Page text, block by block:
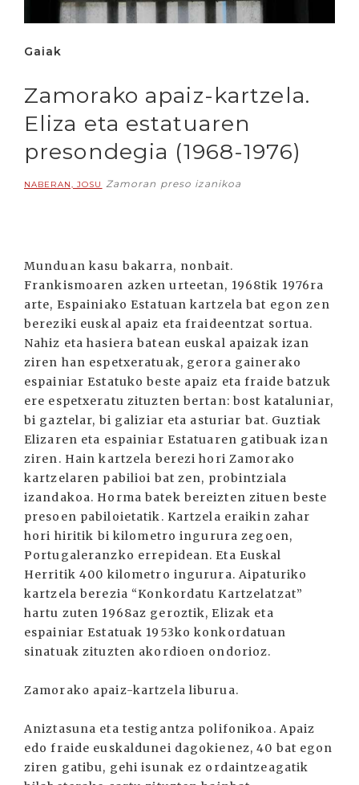
Gaiak
Zamorako apaiz-kartzela.
Eliza eta estatuaren
presondegia (1968-1976)
NABERAN, JOSU Zamoran preso izanikoa
Munduan kasu bakarra, nonbait.
Frankismoaren azken urteetan, 1968tik 1976ra
arte, Espainiako Estatuan kartzela bat egon zen
bereziki euskal apaiz eta fraideentzat sortua.
Nahiz eta hasiera batean euskal apaizak izan
ziren han espetxeratuak, gerora gainerako
espainiar Estatuko beste apaiz eta fraide batzuk
ere espetxeratu zituzten bertan: bost kataluniar,
bi gaztelar, bi galiziar eta asturiar bat. Guztiak
Elizaren eta espainiar Estatuaren gatibuak izan
ziren. Hain kartzela berezi hori Zamorako
kartzelaren pabilioi bat zen, probintziala
izandakoa. Horma batek bereizten zituen beste
presoen pabiloietatik. Kartzela eraikin zahar
hori hiritik bi kilometro ingurura zegoen,
Portugaleranzko errepidean. Eta Euskal
Herritik 400 kilometro ingurura. Aipaturiko
kartzela berezia “Konkordatu Kartzelatzat”
hartu zuten 1968az geroztik, Elizak eta
espainiar Estatuak 1953ko konkordatuan
sinatuak zituzten akordioen ondorioz.
Zamorako apaiz-kartzela liburua.
Aniztasuna eta testigantza polifonikoa. Apaiz
edo fraide euskaldunei dagokienez, 40 bat egon
ziren gatibu, gehi isunak ez ordaintzeagatik